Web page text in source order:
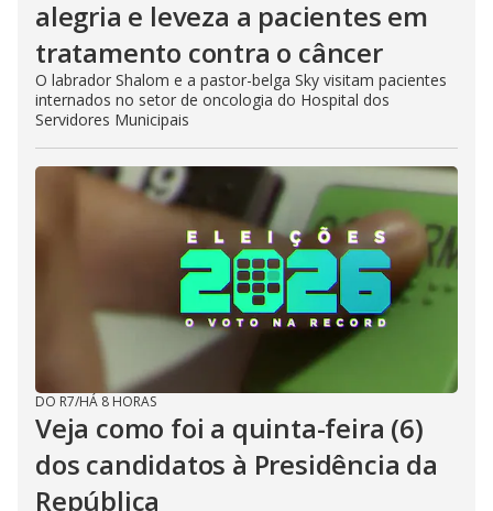
alegria e leveza a pacientes em
tratamento contra o câncer
O labrador Shalom e a pastor-belga Sky visitam pacientes
internados no setor de oncologia do Hospital dos
Servidores Municipais
DO R7/HÁ 8 HORAS
Veja como foi a quinta-feira (6)
dos candidatos à Presidência da
República